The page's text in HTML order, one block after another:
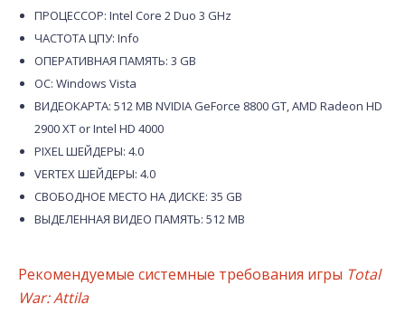
ПРОЦЕССОР: Intel Core 2 Duo 3 GHz
ЧАСТОТА ЦПУ: Info
ОПЕРАТИВНАЯ ПАМЯТЬ: 3 GB
ОС: Windows Vista
ВИДЕОКАРТА: 512 MB NVIDIA GeForce 8800 GT, AMD Radeon HD
2900 XT or Intel HD 4000
PIXEL ШЕЙДЕРЫ: 4.0
VERTEX ШЕЙДЕРЫ: 4.0
СВОБОДНОЕ МЕСТО НА ДИСКЕ: 35 GB
ВЫДЕЛЕННАЯ ВИДЕО ПАМЯТЬ: 512 MB
Рекомендуемые системные требования игры Total
War: Attila